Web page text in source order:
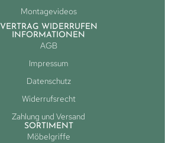
Montagevideos
VERTRAG WIDERRUFEN
INFORMATIONEN
AGB
Impressum
Datenschutz
Widerrufsrecht
Zahlung und Versand
SORTIMENT
Möbelgriffe